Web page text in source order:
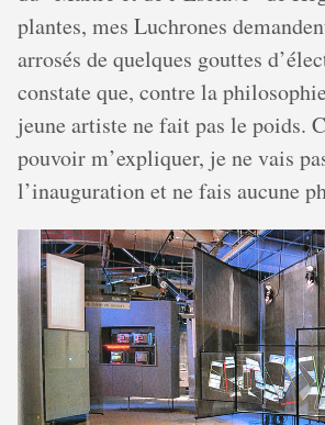
plantes, mes Luchrones
arrosés de quelques gouttes
constate que, contre la
jeune artiste ne fait pas le poids.
pouvoir m’expliquer, je ne vais
l’inauguration et ne fais aucune